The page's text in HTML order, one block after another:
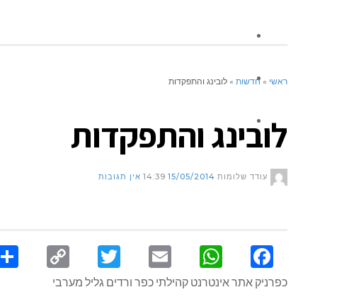
ניחומים ראשי » חדשות » לובינג והתפקדות
לובינג והתפקדות
עודד שלומות 15/05/2014
14:39 אין תגובות
Facebook
WhatsApp
Email
Twitter
Copy
כפרניק אתר אינטרנט קהילתי כפר ורדים גליל מערבי